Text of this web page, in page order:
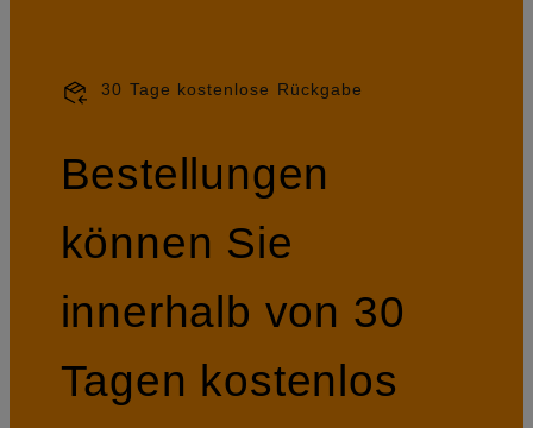
30 Tage kostenlose Rückgabe
Bestellungen
können Sie
innerhalb von 30
Tagen kostenlos